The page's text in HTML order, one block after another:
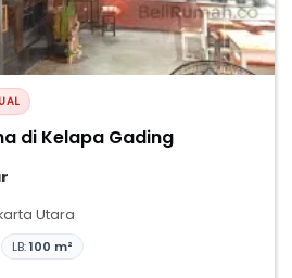
di Kelapa Gading
Utara
LB:100 m²